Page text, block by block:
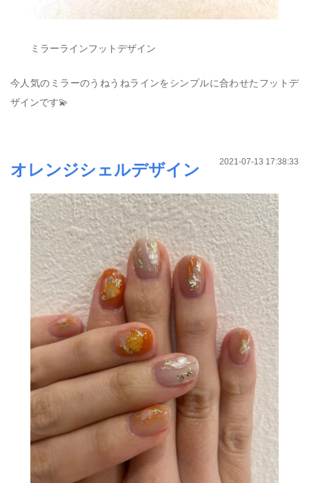
ミラーラインフットデザイン
今人気のミラーのうねうねラインをシンプルに合わせたフットデ
ザインです💫
2021-07-13 17:38:33
オレンジシェルデザイン